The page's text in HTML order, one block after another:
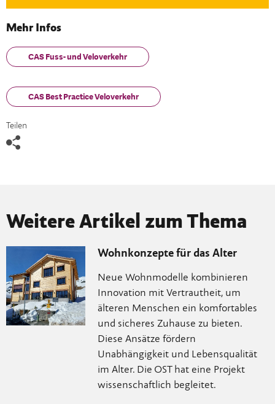
Mehr Infos
CAS Fuss- und Veloverkehr
CAS Best Practice Veloverkehr
Teilen
Weitere Artikel zum Thema
Wohnkonzepte für das Alter
Neue Wohnmodelle kombinieren
Innovation mit Vertrautheit, um
älteren Menschen ein komfortables
und sicheres Zuhause zu bieten.
Diese Ansätze fördern
Unabhängigkeit und Lebensqualität
im Alter. Die OST hat eine Projekt
wissenschaftlich begleitet.